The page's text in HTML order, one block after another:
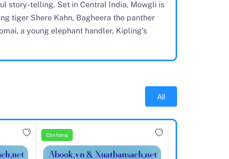
story-telling. Set in Central India, Mowgli is
tiger Shere Kahn, Bagheera the panther
a young elephant handler, Kipling's
All
Còn hàng